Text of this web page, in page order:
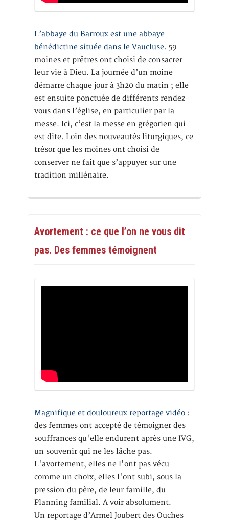
L’abbaye du Barroux est une abbaye
bénédictine située dans le Vaucluse. 59
moines et prêtres ont choisi de consacrer
leur vie à Dieu. La journée d’un moine
démarre chaque jour à 3h20 du matin ; elle
est ensuite ponctuée de différents rendez-
vous dans l’église, en particulier par la
messe. Ici, c’est la messe en grégorien qui
est dite. Loin des nouveautés liturgiques, ce
trésor que les moines ont choisi de
conserver ne fait que s’appuyer sur une
tradition millénaire.
Avortement : ce que l’on ne vous dit
pas. Des femmes témoignent
Magnifique et douloureux reportage vidéo :
des femmes ont accepté de témoigner des
souffrances qu'elle endurent après une IVG,
un souvenir qui ne les lâche pas.
L'avortement, elles ne l'ont pas vécu
comme un choix, elles l'ont subi, sous la
pression du père, de leur famille, du
Planning familial. A voir absolument.
Un reportage d’Armel Joubert des Ouches